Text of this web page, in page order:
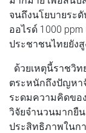
จนถึงนโยบายระ
ออไรด์ 1000
ประชาชนไทยยัง
ด้วยเหตุนี้ราชวิ
ตระหนักถึงปัญหา
ระดมความคิดขอ
วิจัยจำนวนมากยื
ประสิทธิภาพในก